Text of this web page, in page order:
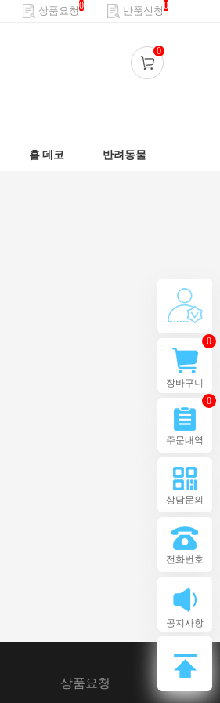
상품요청0 반품신청0
0
홈|데코 반려동물
상품요청
장바구니
0
주문내역
0
상담문의
전화번호
공지사항